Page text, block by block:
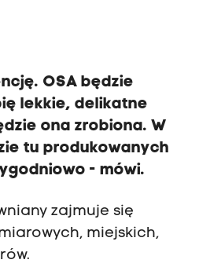
OSA będzie
lekkie, delikatne
ona zrobiona. W
tu produkowanych
- mówi.
zajmuje się
miejskich,